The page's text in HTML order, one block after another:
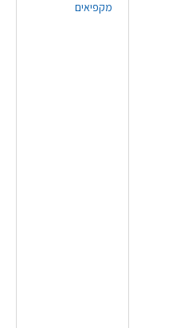
מקפיאים